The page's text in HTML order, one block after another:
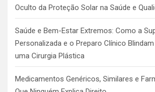
Oculto da Proteção Solar na Saúde e
Saúde e Bem-Estar Extremos: Como a
Personalizada e o Preparo Clínico
uma Cirurgia Plástica
Medicamentos Genéricos, Similares e